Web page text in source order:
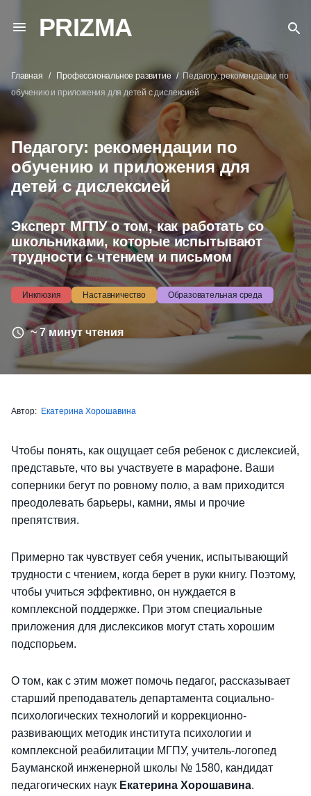
PRIZMA
Главная Профессиональное развитие
Педагогу: рекомендации по
обучению и приложения для детей с дислексией
Педагогу: рекомендации по
обучению и приложения для
детей с дислексией
Эксперт МГПУ о том, как работать со
школьниками, которые испытывают
трудности с чтением и письмом
Инклюзия Наставничество Образовательная среда
~ 7 минут чтения
Автор: Екатерина Хорошавина
Чтобы понять, как ощущает себя ребенок с дислексией,
представьте, что вы участвуете в марафоне. Ваши
соперники бегут по ровному полю, а вам приходится
преодолевать барьеры, камни, ямы и прочие
препятствия.
Примерно так чувствует себя ученик, испытывающий
трудности с чтением, когда берет в руки книгу. Поэтому,
чтобы учиться эффективно, он нуждается в
комплексной поддержке. При этом специальные
приложения для дислексиков могут стать хорошим
подспорьем.
О том, как с этим может помочь педагог, рассказывает
старший преподаватель департамента социально-
психологических технологий и коррекционно-
развивающих методик института психологии и
комплексной реабилитации МГПУ, учитель-логопед
Бауманской инженерной школы № 1580, кандидат
педагогических наук Екатерина Хорошавина.